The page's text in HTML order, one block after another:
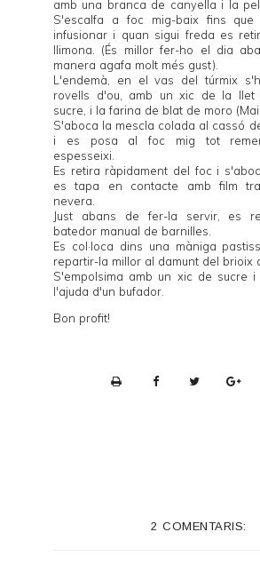
amb una branca de canyella i la
S'escalfa a foc mig-baix fins que
infusionar i quan sigui freda es
llimona. (És millor fer-ho el dia
manera agafa molt més gust).
L'endemà, en el vas del túrmix
rovells d'ou, amb un xic de la llet
sucre, i la farina de blat de moro
S'aboca la mescla colada al cassó
i es posa al foc mig tot
espesseixi.
Es retira ràpidament del foc i
es tapa en contacte amb film
nevera.
Just abans de fer-la servir, es
batedor manual de barnilles.
Es col·loca dins una màniga
repartir-la millor al damunt del brioix
S'empolsima amb un xic de sucre
l'ajuda d'un bufador.
Bon profit!
2 COMENTARIS: